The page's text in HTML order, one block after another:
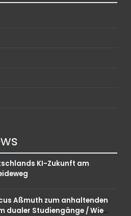
KI-Zukunft am
Aßmuth zum anhaltenden
dualer Studiengänge / Wie